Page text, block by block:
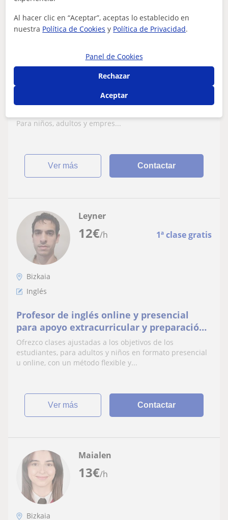
9€/h 1ª clase gratis
Inglés: Academia de inglés de verano
🇬🇧 Clases de Ingles ONLINE
✔️B2 INGLÉS Cursos y Clases de Inglés Personalizadas✔️
Para niños, adultos y empres...
ver más Contactar
12€/h 1ª clase gratis
Leyner
Bizkaia
Inglés
Profesor de inglés online y presencial
para apoyo extracurricular y preparación
para exámenes
Ofrezco clases ajustadas a los objetivos de los
estudiantes, para adultos y niños en formato presencial
u online, con un método flexible y...
ver más Contactar
13€/h
Maialen
Bizkaia
Al hacer clic en “Aceptar”, aceptas lo establecido en
nuestra Política de Cookies y Política de Privacidad.
Panel de Cookies
Rechazar
Aceptar